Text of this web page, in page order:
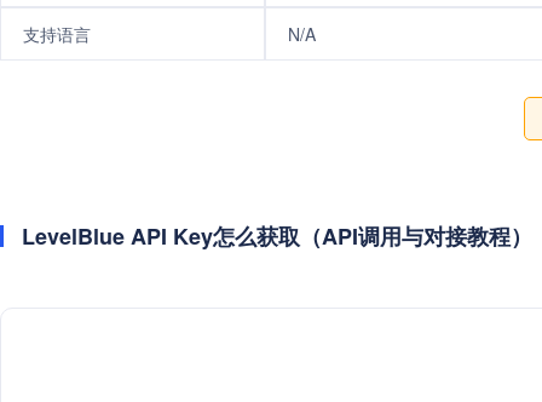
支持语言 N/A
LevelBlue API Key怎么获取（API调用与对接教程）